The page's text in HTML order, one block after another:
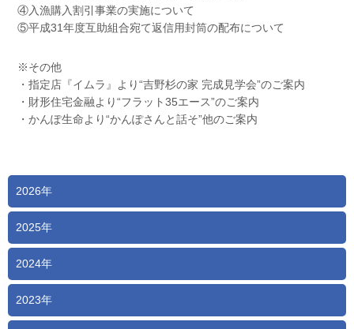
2026年
2025年
2024年
2023年
④入漁購入割引事業の実施について
⑤平成31年度互助組合宛て返信用封筒の配布について
※その他
・指定店『イムラ』より“吉野杉の家 完成見学会”のご案内
・財形住宅金融より“フラット35エース”のご案内
・かんぽ生命より“かんぽさんと話そ”他のご案内